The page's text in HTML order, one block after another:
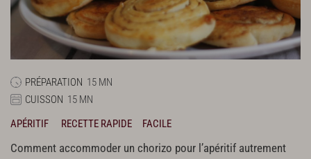
PRÉPARATION 15 MN
CUISSON 15 MN
APÉRITIF
RECETTE RAPIDE FACILE
Comment accommoder un chorizo pour l’apéritif autrement